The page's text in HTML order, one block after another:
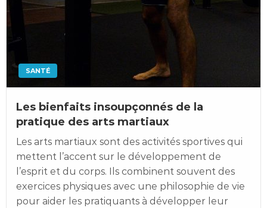
SANTÉ
Les bienfaits insoupçonnés de la
pratique des arts martiaux
Les arts martiaux sont des activités sportives qui
mettent l’accent sur le développement de
l’esprit et du corps. Ils combinent souvent des
exercices physiques avec une philosophie de vie
pour aider les pratiquants à développer leur